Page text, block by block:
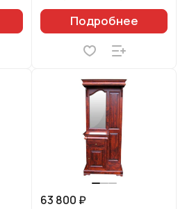
Подробнее
63 800 ₽